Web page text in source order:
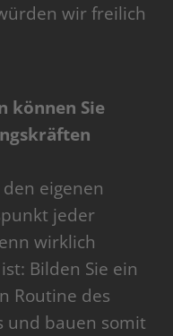
wir freilich
können Sie
eigenen
jeder
wirklich
Bilden Sie ein
Routine des
und bauen somit